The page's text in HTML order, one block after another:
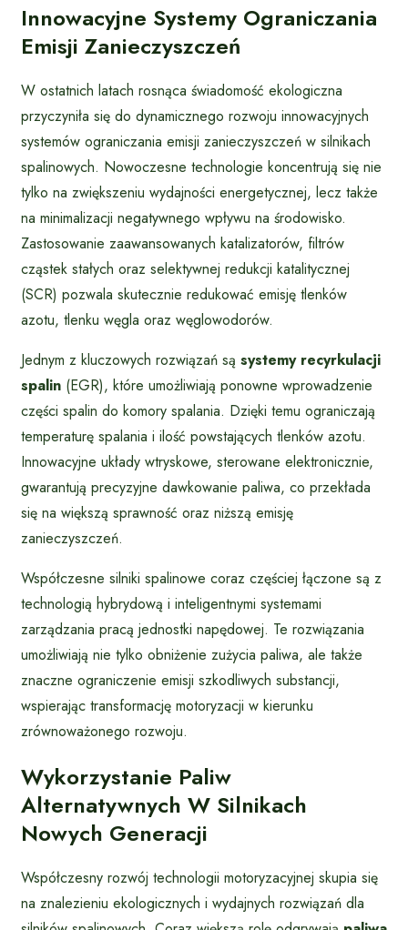
Innowacyjne Systemy Ograniczania
Emisji Zanieczyszczeń
W ostatnich latach rosnąca świadomość ekologiczna
przyczyniła się do dynamicznego rozwoju innowacyjnych
systemów ograniczania emisji zanieczyszczeń w silnikach
spalinowych. Nowoczesne technologie koncentrują się nie
tylko na zwiększeniu wydajności energetycznej, lecz także
na minimalizacji negatywnego wpływu na środowisko.
Zastosowanie zaawansowanych katalizatorów, filtrów
cząstek stałych oraz selektywnej redukcji katalitycznej
(SCR) pozwala skutecznie redukować emisję tlenków
azotu, tlenku węgla oraz węglowodorów.
Jednym z kluczowych rozwiązań są systemy recyrkulacji
spalin (EGR), które umożliwiają ponowne wprowadzenie
części spalin do komory spalania. Dzięki temu ograniczają
temperaturę spalania i ilość powstających tlenków azotu.
Innowacyjne układy wtryskowe, sterowane elektronicznie,
gwarantują precyzyjne dawkowanie paliwa, co przekłada
się na większą sprawność oraz niższą emisję
zanieczyszczeń.
Współczesne silniki spalinowe coraz częściej łączone są z
technologią hybrydową i inteligentnymi systemami
zarządzania pracą jednostki napędowej. Te rozwiązania
umożliwiają nie tylko obniżenie zużycia paliwa, ale także
znaczne ograniczenie emisji szkodliwych substancji,
wspierając transformację motoryzacji w kierunku
zrównoważonego rozwoju.
Wykorzystanie Paliw
Alternatywnych W Silnikach
Nowych Generacji
Współczesny rozwój technologii motoryzacyjnej skupia się
na znalezieniu ekologicznych i wydajnych rozwiązań dla